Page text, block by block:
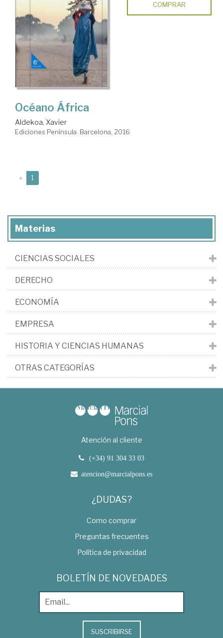
COMPRAR
Océano África
Aldekoa, Xavier
Ediciones Península. Barcelona, 2016
« 1
Materias
CIENCIAS SOCIALES
DERECHO
ECONOMÍA
EMPRESA
HISTORIA Y CIENCIAS HUMANAS
OTRAS CATEGORÍAS
Atención al cliente
(+34) 91 304 33 03
atencion@marcialpons.es
¿DUDAS?
Como comprar
Preguntas frecuentes
Política de privacidad
BOLETÍN DE NOVEDADES
SUSCRIBIRSE